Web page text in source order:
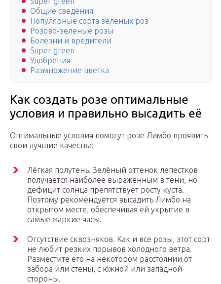
Общие сведения
Популярные сорта зеленых роз
Розово-зеленые розы
Болезни и вредители
Super green
Удобрения
Размножение цветка
Как создать розе оптимальные
условия и правильно высадить её
Оптимальные условия помогут розе Лимбо проявить
свои лучшие качества:
Лёгкая полутень. Зелёный оттенок лепестков
получается наиболее выраженным в тени, но
дефицит солнца препятствует росту куста.
Поэтому рекомендуется высадить Лимбо на
открытом месте, обеспечивая ей укрытие в
самые жаркие часы.
Отсутствие сквозняков. Как и все розы, этот сорт
не любит резких порывов холодного ветра.
Разместите его на некотором расстоянии от
забора или стены, с южной или западной
стороны.